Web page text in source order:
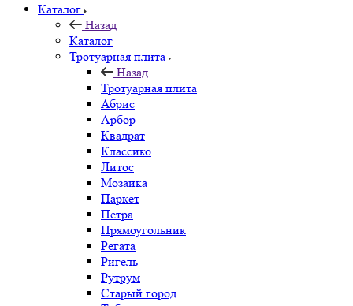
Каталог
Назад
Каталог
Тротуарная плита
Назад
Тротуарная плита
Абрис
Арбор
Квадрат
Классико
Литос
Мозаика
Паркет
Петра
Прямоугольник
Регата
Ригель
Рутрум
Старый город